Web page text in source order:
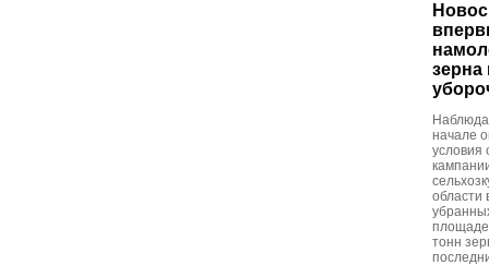
начале
условия
области
тонн